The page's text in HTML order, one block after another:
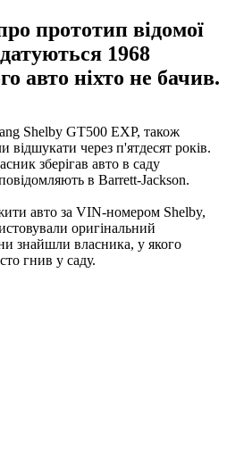
прототип відомої
1968
авто ніхто не бачив.
Shelby GT500 EXP, також
відшукати через п'ятдесят років.
зберігав авто в саду
в Barrett-Jackson.
авто за VIN-номером Shelby,
оригінальний
знайшли власника, у якого
гнив у саду.